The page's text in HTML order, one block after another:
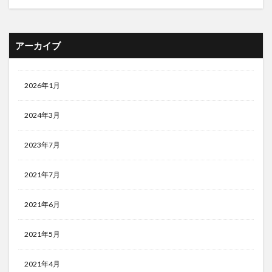
アーカイブ
2026年1月
2024年3月
2023年7月
2021年7月
2021年6月
2021年5月
2021年4月